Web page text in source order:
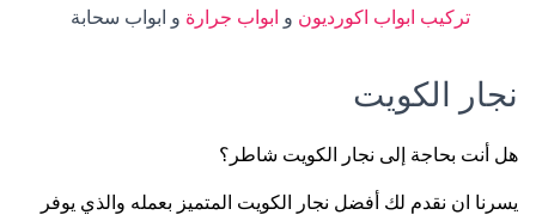
تركيب ابواب اكورديون و ابواب جرارة و ابواب سحابة
نجار الكويت
هل أنت بحاجة إلى نجار الكويت شاطر؟
يسرنا ان نقدم لك أفضل نجار الكويت المتميز بعمله والذي يوفر